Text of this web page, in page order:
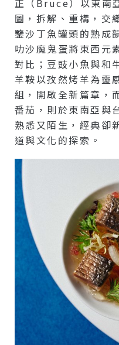
正（Bruce）以東南
圖，拆解、重構，交
鑒沙丁魚罐頭的熟成
叻沙魔鬼蛋將東西元
對比；豆豉小魚與和
羊鞍以孜然烤羊為靈
組，開啟全新篇章，
番茄，則於東南亞與
熟悉又陌生，經典卻
道與文化的探索。